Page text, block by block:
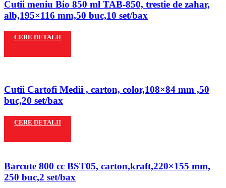
Cutii meniu Bio 850 ml TAB-850, trestie de zahar,
alb,195×116 mm,50 buc,10 set/bax
CERE DETALII
Cutii Cartofi Medii , carton, color,108×84 mm ,50
buc,20 set/bax
CERE DETALII
Barcute 800 cc BST05, carton,kraft,220×155 mm,
250 buc,2 set/bax